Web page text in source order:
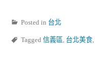
Posted in 台北
Tagged 信義區 台北美食